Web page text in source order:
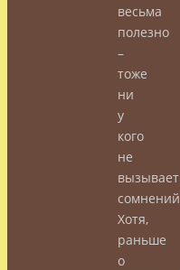
весьма
полезно
–
тоже
ни
у
кого
не
вызывает
сомнений.
Хотя,
раньше
о